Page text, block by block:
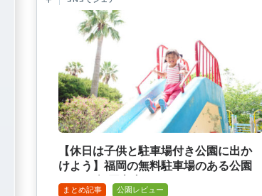
【休日は子供と駐車場付き公園に出か
けよう】福岡の無料駐車場のある公園
まとめ[福岡市内]
まとめ記事 公園レビュー